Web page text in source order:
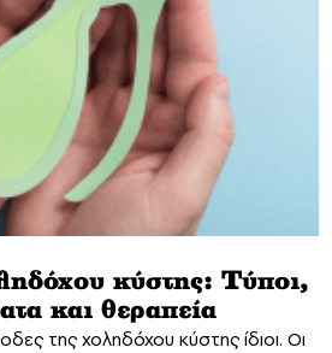
κύστης: Τύποι,
και θεραπεία
της χοληδόχου κύστης ίδιοι. Οι